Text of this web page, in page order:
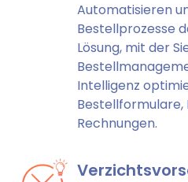
Automatisieren
Bestellprozesse
Lösung, mit der
Intelligenz
Bestellformulare,
Rechnungen.